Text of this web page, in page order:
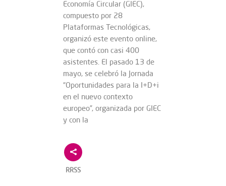
Economía Circular (GIEC),
compuesto por 28
Plataformas Tecnológicas,
organizó este evento online,
que contó con casi 400
asistentes. El pasado 13 de
mayo, se celebró la Jornada
“Oportunidades para la I+D+i
en el nuevo contexto
europeo”, organizada por GIEC
y con la
RRSS